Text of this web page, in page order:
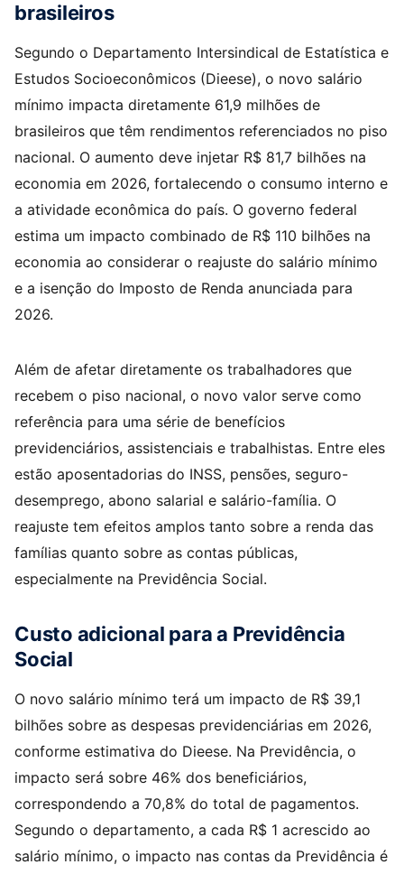
brasileiros
Segundo o Departamento Intersindical de Estatística e
Estudos Socioeconômicos (Dieese), o novo salário
mínimo impacta diretamente 61,9 milhões de
brasileiros que têm rendimentos referenciados no piso
nacional. O aumento deve injetar R$ 81,7 bilhões na
economia em 2026, fortalecendo o consumo interno e
a atividade econômica do país. O governo federal
estima um impacto combinado de R$ 110 bilhões na
economia ao considerar o reajuste do salário mínimo
e a isenção do Imposto de Renda anunciada para
2026.
Além de afetar diretamente os trabalhadores que
recebem o piso nacional, o novo valor serve como
referência para uma série de benefícios
previdenciários, assistenciais e trabalhistas. Entre eles
estão aposentadorias do INSS, pensões, seguro-
desemprego, abono salarial e salário-família. O
reajuste tem efeitos amplos tanto sobre a renda das
famílias quanto sobre as contas públicas,
especialmente na Previdência Social.
Custo adicional para a Previdência
Social
O novo salário mínimo terá um impacto de R$ 39,1
bilhões sobre as despesas previdenciárias em 2026,
conforme estimativa do Dieese. Na Previdência, o
impacto será sobre 46% dos beneficiários,
correspondendo a 70,8% do total de pagamentos.
Segundo o departamento, a cada R$ 1 acrescido ao
salário mínimo, o impacto nas contas da Previdência é